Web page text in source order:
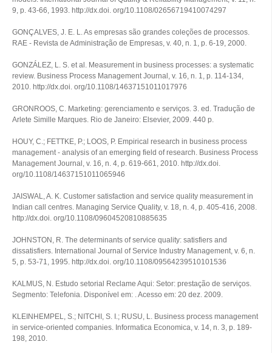
9, p. 43-66, 1993. http://dx.doi. org/10.1108/02656719410074297
GONÇALVES, J. E. L. As empresas são grandes coleções de processos.
RAE - Revista de Administração de Empresas, v. 40, n. 1, p. 6-19, 2000.
GONZÁLEZ, L. S. et al. Measurement in business processes: a systematic
review. Business Process Management Journal, v. 16, n. 1, p. 114-134,
2010. http://dx.doi. org/10.1108/14637151011017976
GRONROOS, C. Marketing: gerenciamento e serviços. 3. ed. Tradução de
Arlete Simille Marques. Rio de Janeiro: Elsevier, 2009. 440 p.
HOUY, C.; FETTKE, P.; LOOS, P. Empirical research in business process
management - analysis of an emerging field of research. Business Process
Management Journal, v. 16, n. 4, p. 619-661, 2010. http://dx.doi.
org/10.1108/14637151011065946
JAISWAL, A. K. Customer satisfaction and service quality measurement in
Indian call centres. Managing Service Quality, v. 18, n. 4, p. 405-416, 2008.
http://dx.doi. org/10.1108/09604520810885635
JOHNSTON, R. The determinants of service quality: satisfiers and
dissatisfiers. International Journal of Service Industry Management, v. 6, n.
5, p. 53-71, 1995. http://dx.doi. org/10.1108/09564239510101536
KALMUS, N. Estudo setorial Reclame Aqui: Setor: prestação de serviços.
Segmento: Telefonia. Disponível em: . Acesso em: 20 dez. 2009.
KLEINHEMPEL, S.; NITCHI, S. I.; RUSU, L. Business process management
in service-oriented companies. Informatica Economica, v. 14, n. 3, p. 189-
198, 2010.